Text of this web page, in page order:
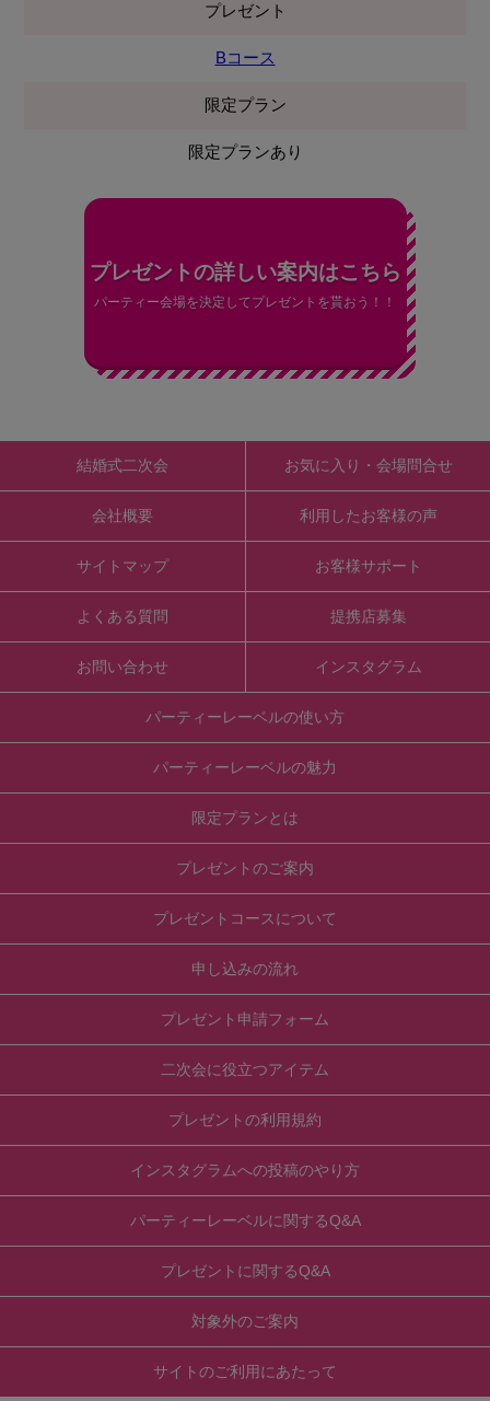
プレゼント
Bコース
限定プラン
限定プランあり
プレゼントの詳しい案内はこちら
パーティー会場を決定してプレゼントを貰おう！！
結婚式二次会
会社概要
サイトマップ
よくある質問
お問い合わせ
お気に入り・会場問合せ
利用したお客様の声
お客様サポート
提携店募集
インスタグラム
パーティーレーベルの使い方
パーティーレーベルの魅力
限定プランとは
プレゼントのご案内
プレゼントコースについて
申し込みの流れ
プレゼント申請フォーム
二次会に役立つアイテム
プレゼントの利用規約
インスタグラムへの投稿のやり方
パーティーレーベルに関するQ&A
プレゼントに関するQ&A
対象外のご案内
サイトのご利用にあたって